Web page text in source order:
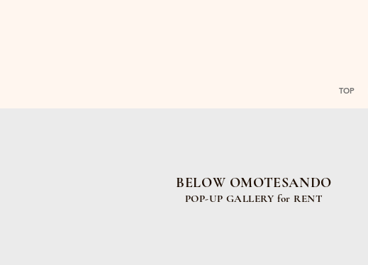
TOP
BELOW OMOTESANDO
POP-UP GALLERY for RENT